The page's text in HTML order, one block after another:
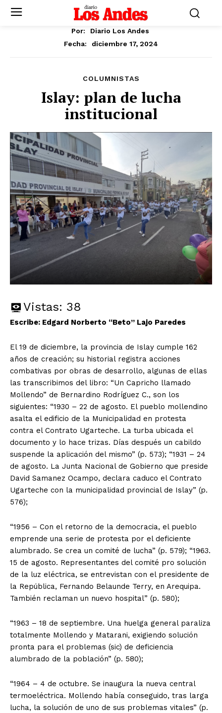
Por:
Diario Los Andes
Fecha:
diciembre 17, 2024
COLUMNISTAS
Islay: plan de lucha
institucional
Vistas: 38
Escribe: Edgard Norberto “Beto” Lajo Paredes
El 19 de diciembre, la provincia de Islay cumple 162
años de creación; su historial registra acciones
combativas por obras de desarrollo, algunas de ellas
las transcribimos del libro: “Un Capricho llamado
Mollendo” de Bernardino Rodríguez C., son los
siguientes: “1930 – 22 de agosto. El pueblo mollendino
asalta el edificio de la Municipalidad en protesta
contra el Contrato Ugarteche. La turba ubicada el
documento y lo hace trizas. Días después un cabildo
suspende la aplicación del mismo” (p. 573); “1931 – 24
de agosto. La Junta Nacional de Gobierno que preside
David Samanez Ocampo, declara caduco el Contrato
Ugarteche con la municipalidad provincial de Islay” (p.
576);
“1956 – Con el retorno de la democracia, el pueblo
emprende una serie de protesta por el deficiente
alumbrado. Se crea un comité de lucha” (p. 579); “1963.
15 de agosto. Representantes del comité pro solución
de la luz eléctrica, se entrevistan con el presidente de
la República, Fernando Belaunde Terry, en Arequipa.
También reclaman un nuevo hospital” (p. 580);
“1963 – 18 de septiembre. Una huelga general paraliza
totalmente Mollendo y Matarani, exigiendo solución
pronta para el problemas (sic) de deficiencia
alumbrado de la población” (p. 580);
“1964 – 4 de octubre. Se inaugura la nueva central
termoeléctrica. Mollendo había conseguido, tras larga
lucha, la solución de uno de sus problemas vitales” (p.